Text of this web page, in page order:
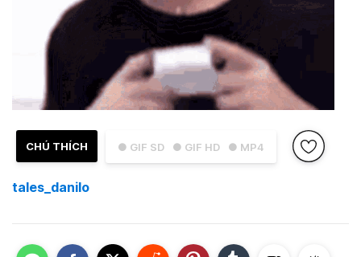
● GIF SD ● GIF HD ● MP4
CHÚ THÍCH
tales_danilo